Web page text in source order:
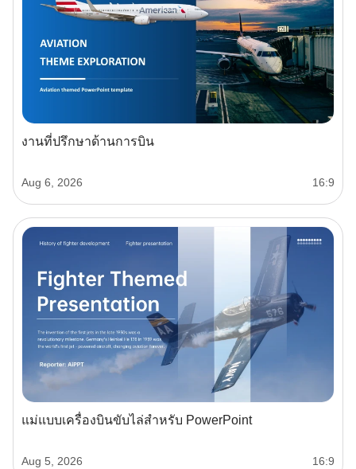
งานที่ปรึกษาด้านการบิน
Aug 6, 2026 16:9
แม่แบบเครื่องบินขับไล่สำหรับ PowerPoint
Aug 5, 2026 16:9